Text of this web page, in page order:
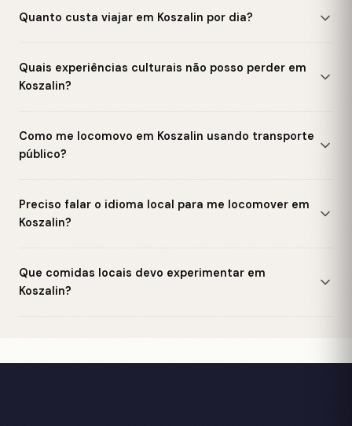
Quanto custa viajar em Koszalin por dia?
Quais experiências culturais não posso perder em
Koszalin?
Como me locomovo em Koszalin usando transporte
público?
Preciso falar o idioma local para me locomover em
Koszalin?
Que comidas locais devo experimentar em
Koszalin?